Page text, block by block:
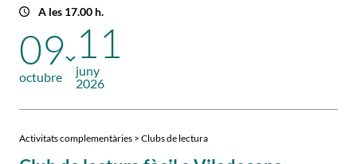
A les 17.00 h.
09
octubre
11
juny
2026
Activitats complementàries > Clubs de lectura